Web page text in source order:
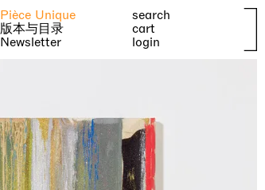
Pièce Unique
版本与目录
Newsletter
search
cart
login